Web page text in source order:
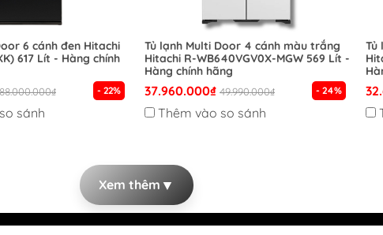
Tủ lạnh HOÀ PHÁT
Máy giặt HOÀ PHÁT
Đồ gia dụng HOÀ PHÁT
6 cánh đen Hitachi
617 Lít - Hàng chính
88.000.000₫ - 22%
sánh
Tủ lạnh Multi Door 4 cánh màu trắng
Hitachi R-WB640VGV0X-MGW 569 Lít -
Hàng chính hãng
37.960.000₫ 49.990.000₫ - 24%
Thêm vào so sánh
Tủ
Xem thêm ▼